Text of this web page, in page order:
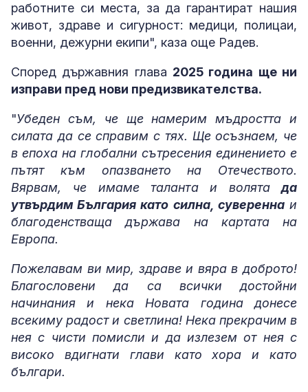
работните си места, за да гарантират нашия
живот, здраве и сигурност: медици, полицаи,
военни, дежурни екипи", каза още Радев.
Според държавния глава 2025 година ще ни
изправи пред нови предизвикателства.
"Убеден съм, че ще намерим мъдростта и
силата да се справим с тях. Ще осъзнаем, че
в епоха на глобални сътресения единението е
пътят към опазването на Отечеството.
Вярвам, че имаме таланта и волята да
утвърдим България като силна, сувереннаи
благоденстваща държава на картата на
Европа.
Пожелавам ви мир, здраве и вяра в доброто!
Благословени да са всички достойни
начинания и нека Новата година донесе
всекиму радост и светлина! Нека прекрачим в
нея с чисти помисли и да излезем от нея с
високо вдигнати глави като хора и като
българи.